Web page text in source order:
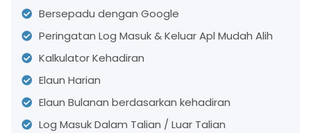
Bersepadu dengan Google
Peringatan Log Masuk & Keluar Apl Mudah Alih
Kalkulator Kehadiran
Elaun Harian
Elaun Bulanan berdasarkan kehadiran
Log Masuk Dalam Talian / Luar Talian